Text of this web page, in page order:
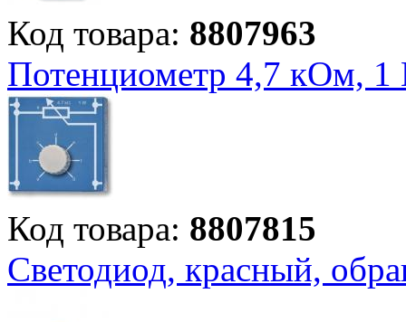
Код товара: 8807963
Потенциометр 4,7 кОм, 1
Код товара: 8807815
Светодиод, красный,